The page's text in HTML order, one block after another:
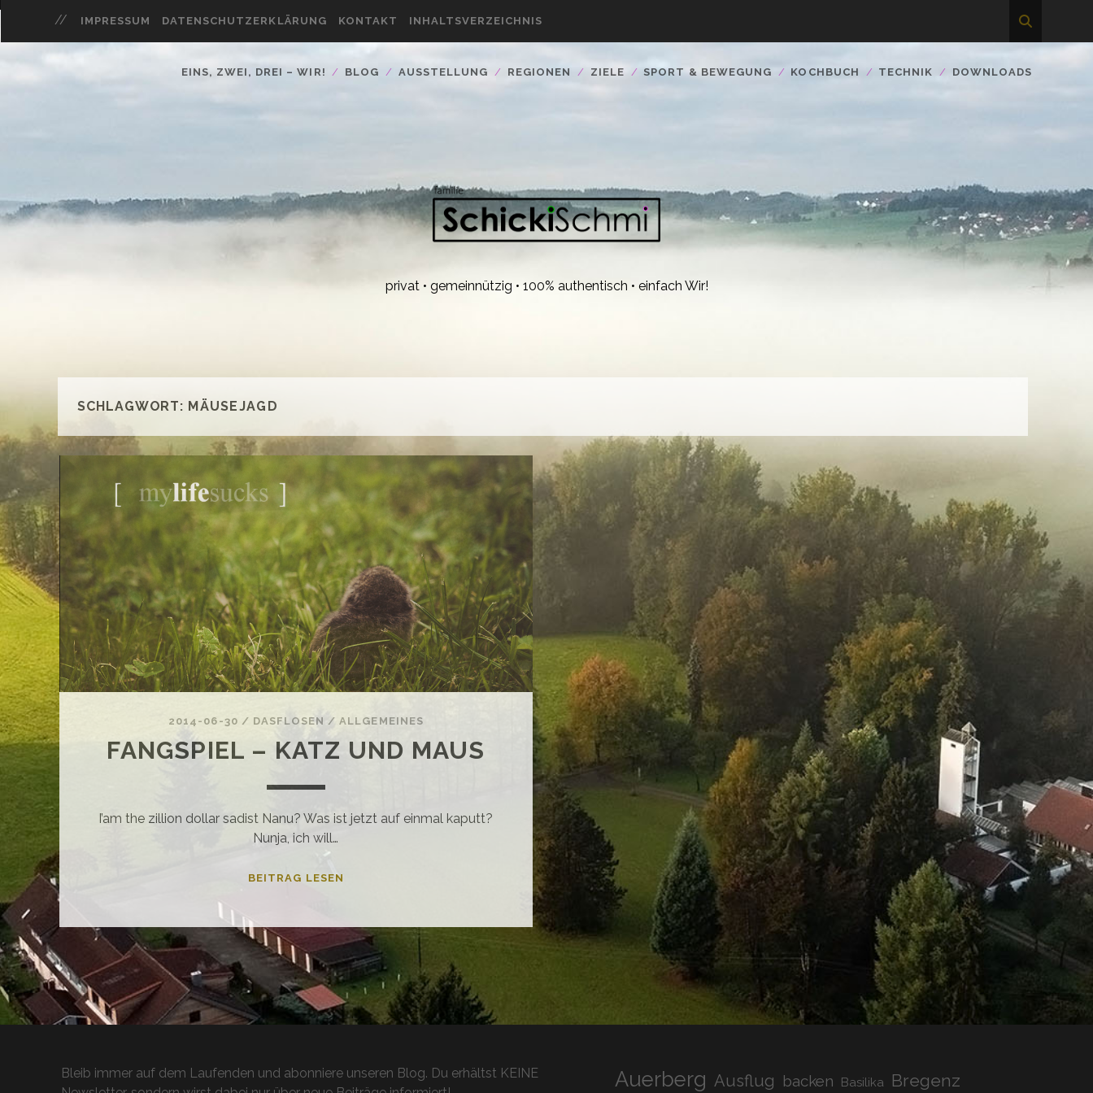
IMPRESSUM DATENSCHUTZERKLÄRUNG KONTAKT INHALTSVERZEICHNIS
EINS, ZWEI, DREI – WIR! BLOG AUSSTELLUNG REGIONEN ZIELE SPORT & BEWEGUNG KOCHBUCH TECHNIK DOWNLOADS
privat • gemeinnützig • 100% authentisch • einfach Wir!
SCHLAGWORT: MÄUSEJAGD
2014-06-30 / DASFLOSEN /ALLGEMEINES
FANGSPIEL – KATZ UND MAUS
I’am the zillion dollar sadist Nanu? Was ist jetzt auf einmal kaputt?
Nunja, ich will…
BEITRAG LESEN
UND
MAUS
Bleib immer auf dem Laufenden und abonniere unseren Blog. Du erhältst KEINE
Auerberg Ausflug backen Basilika Bregenz